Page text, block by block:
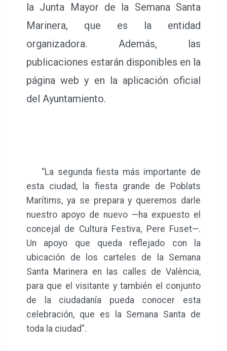
la Junta Mayor de la Semana Santa
Marinera, que es la entidad
organizadora. Además, las
publicaciones estarán disponibles en la
página web y en la aplicación oficial
del Ayuntamiento.
“La segunda fiesta más importante de
esta ciudad, la fiesta grande de Poblats
Marítims, ya se prepara y queremos darle
nuestro apoyo de nuevo —ha expuesto el
concejal de Cultura Festiva, Pere Fuset—.
Un apoyo que queda reflejado con la
ubicación de los carteles de la Semana
Santa Marinera en las calles de València,
para que el visitante y también el conjunto
de la ciudadanía pueda conocer esta
celebración, que es la Semana Santa de
toda la ciudad”.